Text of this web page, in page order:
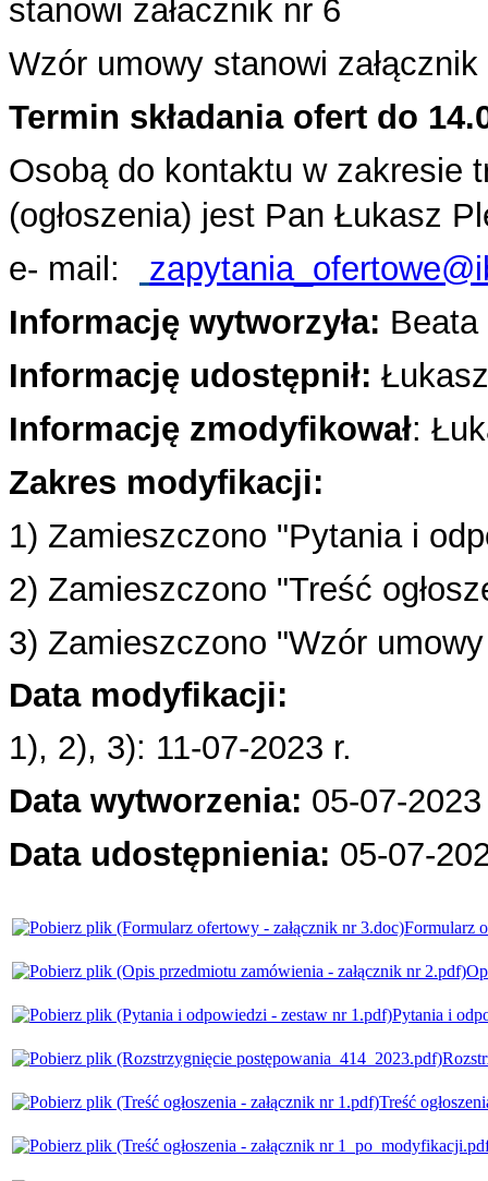
stanowi załacznik nr 6
Wzór umowy stanowi
Termin składania ofert do
Osobą do kontaktu w zakresie
(ogłoszenia) jest Pan Łukasz
e- mail:
Informację wytworzyła:
Informację udostępnił:
Informację zmodyfikował:
Zakres modyfikacji:
1) Zamieszczono "Pytania i
2) Zamieszczono "Treść
3) Zamieszczono "Wzór
Data modyfikacji:
1), 2), 3): 11-07-2023 r.
Data wytworzenia: 05-07-2023
Data udostępnienia: 05-07-
Formularz
Pytania i
Treść